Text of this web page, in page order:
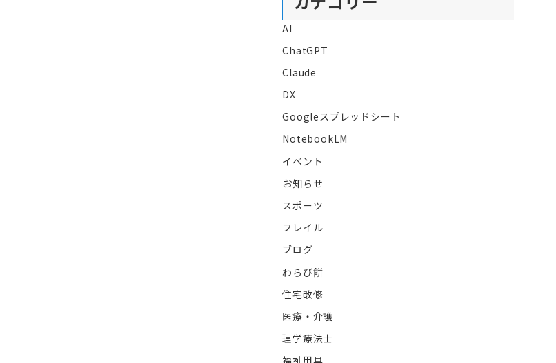
AI
ChatGPT
Claude
DX
Googleスプレッドシート
NotebookLM
イベント
お知らせ
スポーツ
フレイル
ブログ
わらび餅
住宅改修
医療・介護
理学療法士